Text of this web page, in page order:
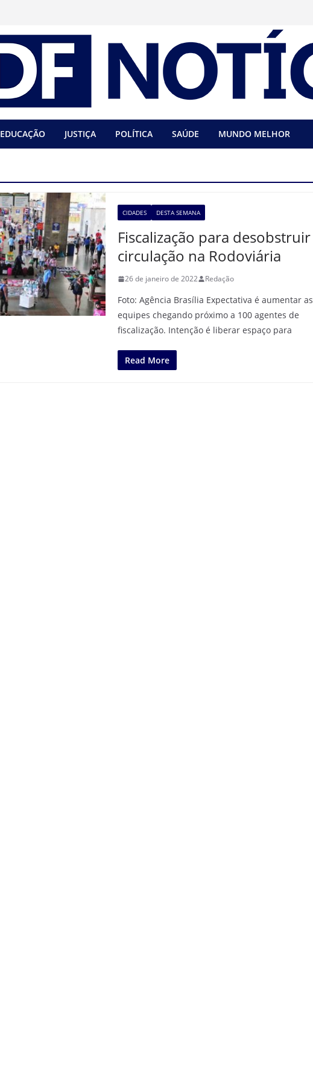
EDUCAÇÃO JUSTIÇA POLÍTICA SAÚDE MUNDO MELHOR
CIDADES DESTA SEMANA
Fiscalização para desobstruir
circulação na Rodoviária
26 de janeiro de 2022 Redação
Foto: Agência Brasília Expectativa é aumentar as
equipes chegando próximo a 100 agentes de
fiscalização. Intenção é liberar espaço para
Read More